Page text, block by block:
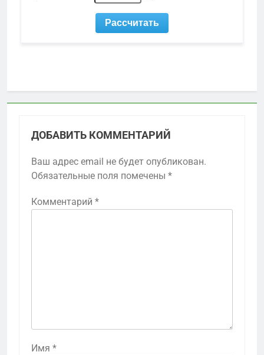
ДОБАВИТЬ КОММЕНТАРИЙ
Ваш адрес email не будет опубликован.
Обязательные поля помечены *
Комментарий *
Имя *